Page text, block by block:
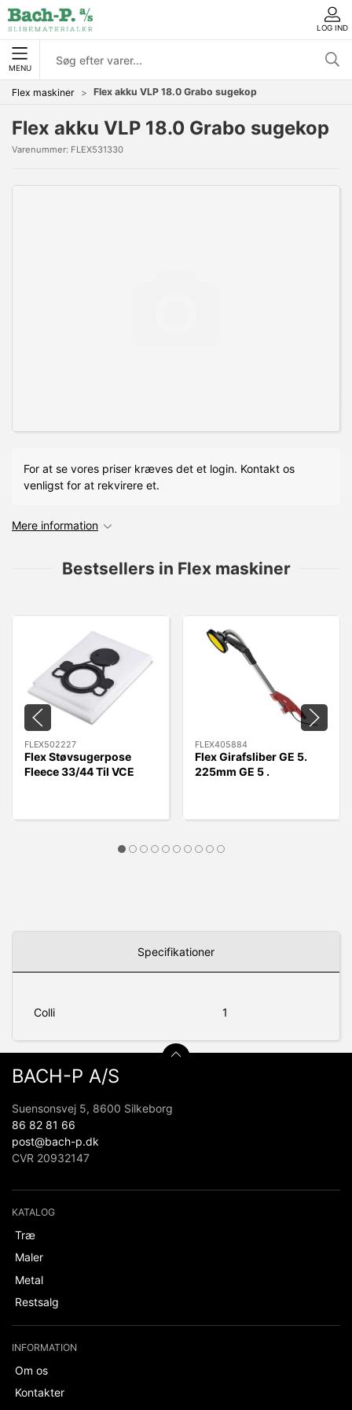
LOG IND
MENU
Flex maskiner Flex akku VLP 18.0 Grabo sugekop
Flex akku VLP 18.0 Grabo sugekop
Varenummer: FLEX531330
For at se vores priser kræves det et login. Kontakt os
venligst for at rekvirere et.
Mere information
Bestsellers in Flex maskiner
FLEX502227
Flex Støvsugerpose
Fleece 33/44 Til VCE
FLEX405884
Flex Girafsliber GE 5.
225mm GE 5 .
Specifikationer
Colli 1
BACH-P A/S
Suensonsvej 5, 8600 Silkeborg
86 82 81 66
post@bach-p.dk
CVR 20932147
KATALOG
Træ
Maler
Metal
Restsalg
INFORMATION
Om os
Kontakter